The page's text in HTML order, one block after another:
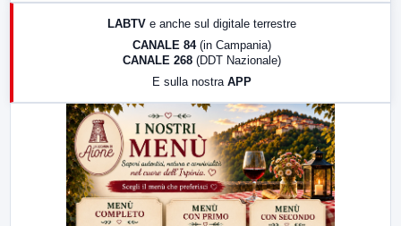
17:00 LabNews (replica)
LabNews (replica)
LABTV e anche sul digitale terrestre
CANALE 84 (in Campania)
CANALE 268 (DDT Nazionale)
E sulla nostra APP